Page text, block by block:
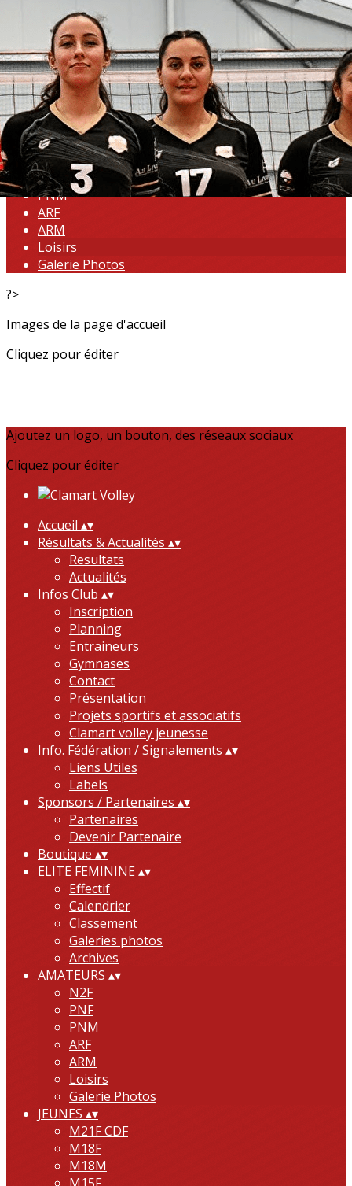
Exporter les lignes sélectionnées
Exporter toutes les colonnes
Exporter uniquement les colonnes affichées
Menu
<
N2F
PNF
PNM
ARF
ARM
Loisirs
Galerie Photos
?>
Images de la page d'accueil
Cliquez pour éditer
Ajoutez un logo, un bouton, des réseaux sociaux
Cliquez pour éditer
Accueil ▴▾
Résultats & Actualités ▴▾
Resultats
Actualités
Infos Club ▴▾
Inscription
Planning
Entraineurs
Gymnases
Contact
Présentation
Projets sportifs et associatifs
Clamart volley jeunesse
Info. Fédération / Signalements ▴▾
Liens Utiles
Labels
Sponsors / Partenaires ▴▾
Partenaires
Devenir Partenaire
Boutique ▴▾
ELITE FEMININE▴▾
Effectif
Calendrier
Classement
Galeries photos
Archives
AMATEURS ▴▾
N2F
PNF
PNM
ARF
ARM
Loisirs
Galerie Photos
JEUNES ▴▾
M21F CDF
M18F
M18M